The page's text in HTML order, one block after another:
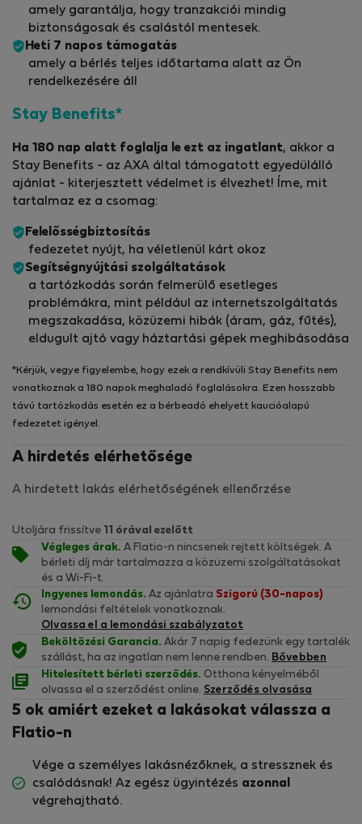
amely garantálja, hogy tranzakciói mindig
biztonságosak és csalástól mentesek.
Heti 7 napos támogatás
amely a bérlés teljes időtartama alatt az Ön
rendelkezésére áll
Stay Benefits*
Ha 180 nap alatt foglalja le ezt az ingatlant, akkor a
Stay Benefits - az AXA által támogatott egyedülálló
ajánlat - kiterjesztett védelmet is élvezhet! Íme, mit
tartalmaz ez a csomag:
Felelősségbiztosítás
fedezetet nyújt, ha véletlenül kárt okoz
Segítségnyújtási szolgáltatások
a tartózkodás során felmerülő esetleges
problémákra, mint például az internetszolgáltatás
megszakadása, közüzemi hibák (áram, gáz, fűtés),
eldugult ajtó vagy háztartási gépek meghibásodása
*Kérjük, vegye figyelembe, hogy ezek a rendkívüli Stay Benefits nem
vonatkoznak a 180 napok meghaladó foglalásokra. Ezen hosszabb
távú tartózkodás esetén ez a bérbeadó ehelyett kaucióalapú
fedezetet igényel.
A hirdetés elérhetősége
A hirdetett lakás elérhetőségének ellenőrzése
Utoljára frissítve
11 órával ezelőtt
Végleges árak. A Flatio-n nincsenek rejtett költségek. A
bérleti díj már tartalmazza a közüzemi szolgáltatásokat
és a Wi-Fi-t.
Ingyenes lemondás. Az ajánlatra Szigorú (30-napos)
lemondási feltételek vonatkoznak.
Olvassa el a lemondási szabályzatot
Beköltözési Garancia. Akár 7 napig fedezünk egy tartalék
szállást, ha az ingatlan nem lenne rendben. Bővebben
Hitelesített bérleti szerződés. Otthona kényelméből
olvassa el a szerződést online. Szerződés olvasása
5 ok amiért ezeket a lakásokat válassza a
Flatio-n
Vége a személyes lakásnézőknek, a stressznek és
csalódásnak! Az egész ügyintézés azonnal
végrehajtható.